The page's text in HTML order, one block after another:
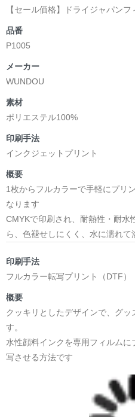
【セール価格】ドライジャパン
品番
P1005
メーカー
WUNDOU
素材
ポリエステル100%
印刷手法
インクジェットプリント
概要
1枚からフルカラーで手軽にプリ
なります
CMYKで印刷され、耐熱性・耐水
ら、色褪せしにくく、水に濡れて
印刷手法
フルカラー転写プリント（DTF）
概要
クッキリとしたデザインで、グ
す。
水性顔料インクを専用フィルム
写させる方法です